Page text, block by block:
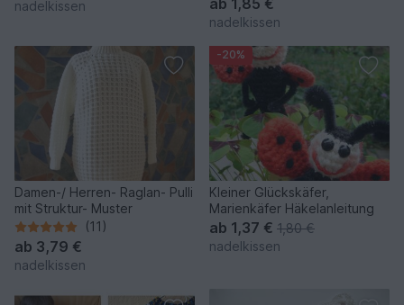
nadelkissen ab 1,85 €
nadelkissen
Damen-/ Herren- Raglan- Pulli
mit Struktur- Muster
(11)
ab 3,79 €
nadelkissen
-20%
Kleiner Glückskäfer,
Marienkäfer Häkelanleitung
ab 1,37 € 1,80 €
nadelkissen